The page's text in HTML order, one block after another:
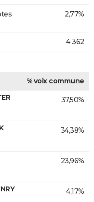
2,77%
4 362
% voix commune
37,50%
34,38%
23,96%
4,17%